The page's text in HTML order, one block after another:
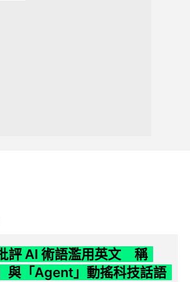
評 AI 術語濫用英文 稱
與「Agent」動搖科技話語